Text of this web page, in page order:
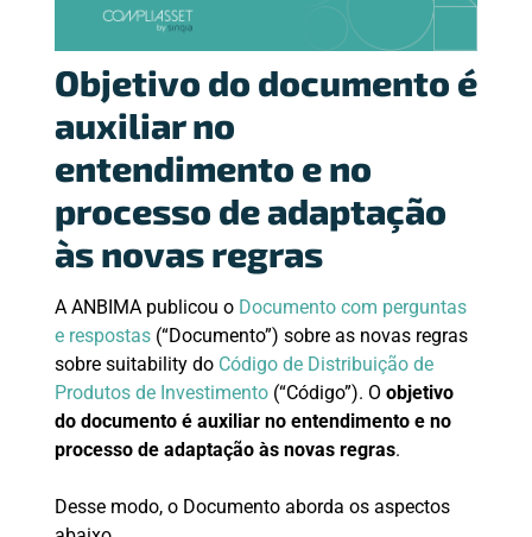
Objetivo do documento é
auxiliar no
entendimento e no
processo de adaptação
às novas regras
A ANBIMA publicou o Documento com perguntas
e respostas(“Documento”) sobre as novas regras
sobre suitability do Código de Distribuição de
Produtos de Investimento(“Código”). O objetivo
do documento é auxiliar no entendimento e no
processo de adaptação às novas regras.
Desse modo, o Documento aborda os aspectos